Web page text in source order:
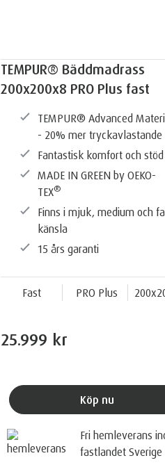
TEMPUR® Bäddmadrass
200x200x8 PRO Plus fast
TEMPUR®️ Advanced
- 20% mer tryckavlastande
Fantastisk komfort och stöd
MADE IN GREEN by OEKO-
TEX®️
Finns i mjuk, medium och
känsla
15 års garanti
Fast PRO Plus
25.999 kr
Köp nu
Fri hemleverans
fastlandet Sverige